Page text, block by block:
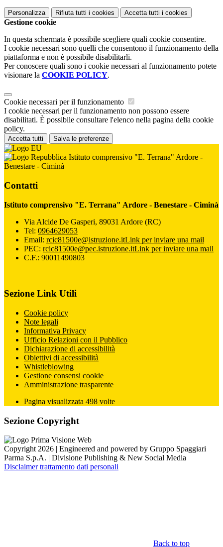
Personalizza Rifiuta tutti i cookies Accetta tutti i cookies
Gestione cookie
In questa schermata è possibile scegliere quali cookie consentire.
I cookie necessari sono quelli che consentono il funzionamento della
piattaforma e non è possibile disabilitarli.
Per conoscere quali sono i cookie necessari al funzionamento potete
visionare la COOKIE POLICY.
Cookie necessari per il funzionamento
I cookie necessari per il funzionamento non possono essere
disabilitati. È possibile consultare l'elenco nella pagina della cookie
policy.
Accetta tutti Salva le preferenze
Istituto comprensivo "E. Terrana" Ardore -
Benestare - Ciminà
Contatti
Istituto comprensivo "E. Terrana" Ardore - Benestare - Ciminà
Via Alcide De Gasperi, 89031 Ardore (RC)
Tel: 0964629053
Email: rcic81500e@istruzione.itLink per inviare una mail
PEC: rcic81500e@pec.istruzione.itLink per inviare una mail
C.F.: 90011490803
Sezione Link Utili
Cookie policy
Note legali
Informativa Privacy
Ufficio Relazioni con il Pubblico
Dichiarazione di accessibilità
Obiettivi di accessibilità
Whistleblowing
Gestione consensi cookie
Amministrazione trasparente
Pagina visualizzata 498 volte
Sezione Copyright
Copyright 2026 | Engineered and powered by Gruppo Spaggiari
Parma S.p.A. | Divisione Publishing & New Social Media
Disclaimer trattamento dati personali
Back to top